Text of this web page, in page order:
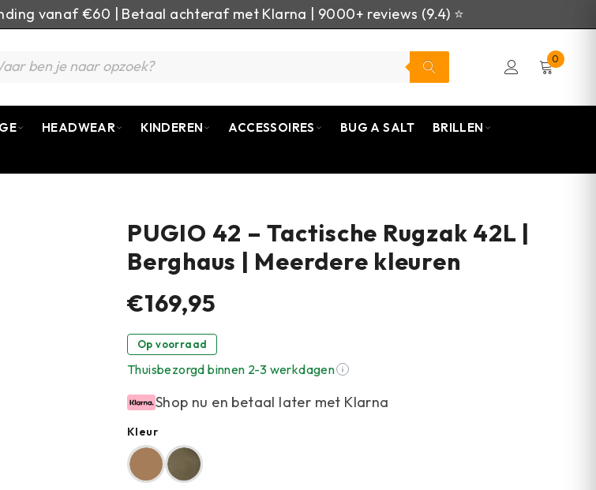
vanaf €60 | Betaal achteraf met Klarna | 9000+ reviews (9.4) ⭐
0
HEADWEAR KINDEREN ACCESSOIRES BUG A SALT
BRILLEN
PUGIO 42 – Tactische Rugzak 42L |
Berghaus | Meerdere kleuren
€169,95
Op voorraad
Thuisbezorgd binnen 2-3 werkdagen
Shop nu en betaal later met Klarna
Kleur